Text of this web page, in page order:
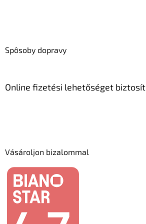
Spôsoby dopravy
Online fizetési lehetőséget
Vásároljon bizalommal